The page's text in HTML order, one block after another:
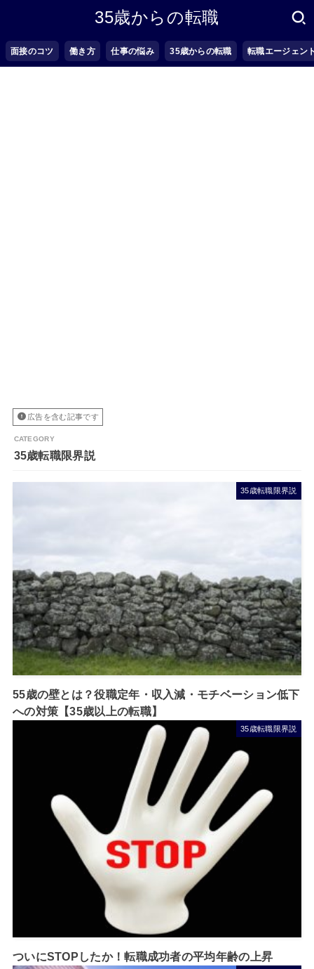
35歳からの転職
面接のコツ 働き方 仕事の悩み 35歳からの転職 転職エージェン
広告を含む記事です
35歳転職限界説
35歳転職限界説
55歳の壁とは？役職定年・収入減・モチベーション低下
への対策【35歳以上の転職】
35歳転職限界説
ついにSTOPしたか！転職成功者の平均年齢の上昇